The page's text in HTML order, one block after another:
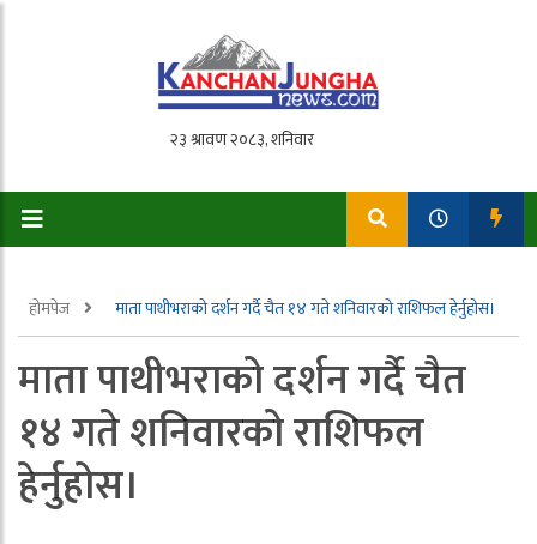
होमपेज माता पाथीभराको दर्शन गर्दै चैत १४ गते शनिवारको राशिफल हेर्नुहोस।
माता पाथीभराको दर्शन गर्दै चैत
१४ गते शनिवारको राशिफल
हेर्नुहोस।